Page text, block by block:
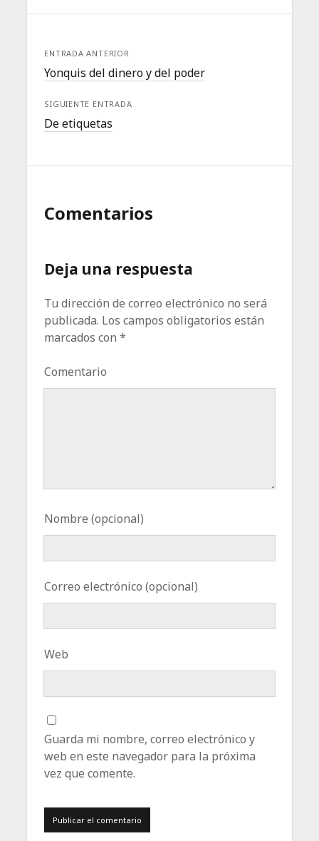
ENTRADA ANTERIOR
Yonquis del dinero y del poder
SIGUIENTE ENTRADA
De etiquetas
Comentarios
Deja una respuesta
Tu dirección de correo electrónico no será
publicada. Los campos obligatorios están
marcados con*
Comentario
Nombre (opcional)
Correo electrónico (opcional)
Web
Guarda mi nombre, correo electrónico y
web en este navegador para la próxima
vez que comente.